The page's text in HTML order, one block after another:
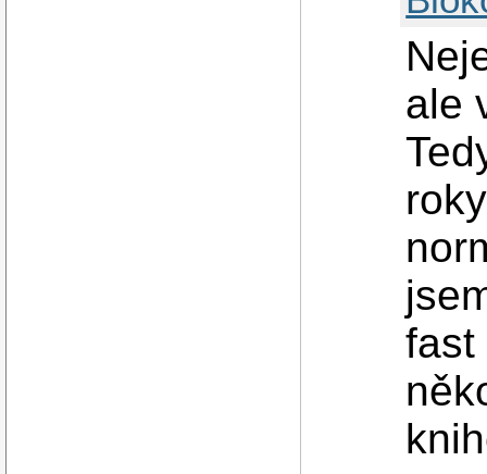
ale
fast